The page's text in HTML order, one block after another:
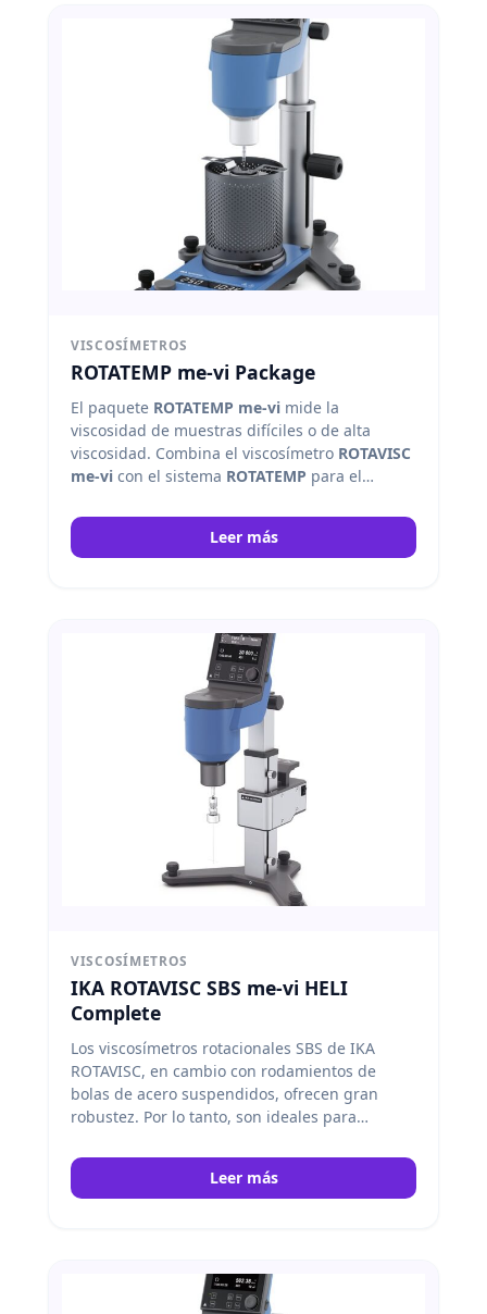
VISCOSÍMETROS
ROTATEMP me-vi Package
El paquete ROTATEMP me-vi mide la
viscosidad de muestras difíciles o de alta
viscosidad. Combina el viscosímetro ROTAVISC
me-vi con el sistema ROTATEMP para el
IKA
Leer más
VISCOSÍMETROS
IKA ROTAVISC SBS me-vi HELI
Complete
Los viscosímetros rotacionales SBS de IKA
ROTAVISC, en cambio con rodamientos de
bolas de acero suspendidos, ofrecen gran
robustez. Por lo tanto, son ideales para
permiten cambios frecuentes de agujas y
funcionan bien en entornos exigentes. IKA
Leer más